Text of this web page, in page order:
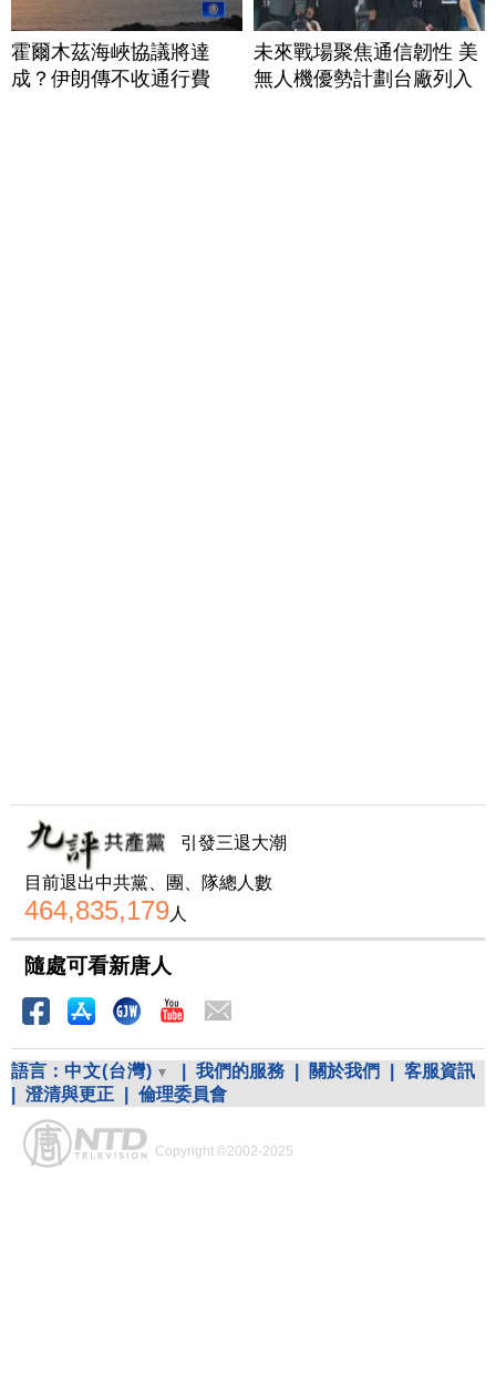
霍爾木茲海峽協議將達
成？伊朗傳不收通行費
未來戰場聚焦通信韌性 美
無人機優勢計劃台廠列入
引發三退大潮
目前退出中共黨、團、隊總人數
464,835,179人
隨處可看新唐人
語言： 中文(台灣) 我們的服務 關於我們
客服資訊
澄清與更正 倫理委員會
Copyright ©2002-2025